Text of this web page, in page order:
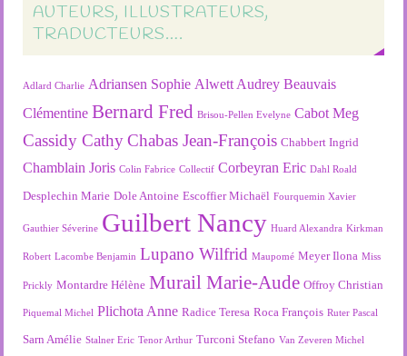
AUTEURS, ILLUSTRATEURS,
TRADUCTEURS….
Adlard Charlie Adriansen Sophie Alwett Audrey Beauvais
Clémentine Bernard Fred Brisou-Pellen Evelyne Cabot Meg
Cassidy Cathy Chabas Jean-François Chabbert Ingrid
Chamblain Joris Colin Fabrice Collectif Corbeyran Eric Dahl Roald
Desplechin Marie Dole Antoine Escoffier Michaël Fourquemin Xavier
Gauthier Séverine Guilbert Nancy Huard Alexandra Kirkman
Robert Lacombe Benjamin Lupano Wilfrid Maupomé Meyer Ilona Miss
Prickly Montardre Hélène Murail Marie-Aude Offroy Christian
Piquemal Michel Plichota Anne Radice Teresa Roca François Ruter Pascal
Sarn Amélie Stalner Eric Tenor Arthur Turconi Stefano Van Zeveren Michel